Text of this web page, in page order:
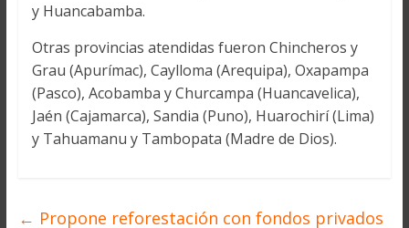
y Huancabamba.
Otras provincias atendidas fueron Chincheros y
Grau (Apurímac), Caylloma (Arequipa), Oxapampa
(Pasco), Acobamba y Churcampa (Huancavelica),
Jaén (Cajamarca), Sandia (Puno), Huarochirí (Lima)
y Tahuamanu y Tambopata (Madre de Dios).
← Propone reforestación con fondos privados